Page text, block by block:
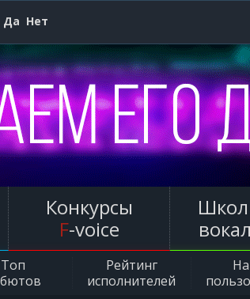
Да Нет
Конкурсы
F-voice
Топ
Рейтинг
исполнителей